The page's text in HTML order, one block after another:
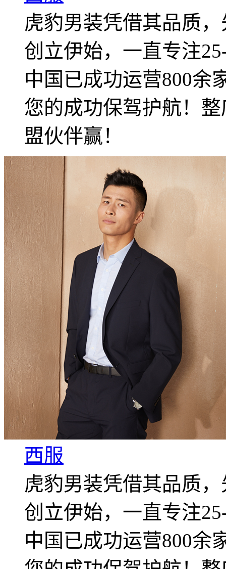
虎豹男装凭借其品质
创立伊始，一直专注
中国已成功运营800余
您的成功保驾护航！
盟伙伴赢！
西服
虎豹男装凭借其品质
创立伊始，一直专注
中国已成功运营800余